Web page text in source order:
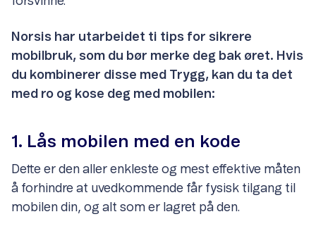
Norsis har utarbeidet ti tips for sikrere
mobilbruk, som du bør merke deg bak øret. Hvis
du kombinerer disse med Trygg, kan du ta det
med ro og kose deg med mobilen:
1. Lås mobilen med en kode
Dette er den aller enkleste og mest effektive måten
å forhindre at uvedkommende får fysisk tilgang til
mobilen din, og alt som er lagret på den.